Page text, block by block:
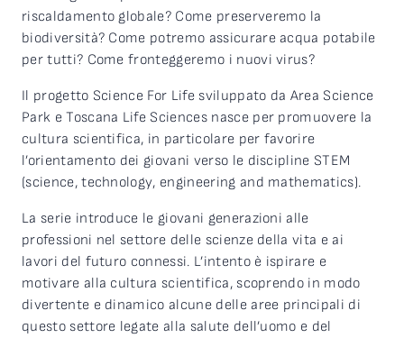
riscaldamento globale? Come preserveremo la
biodiversità? Come potremo assicurare acqua potabile
per tutti? Come fronteggeremo i nuovi virus?
Il progetto Science For Life sviluppato da Area Science
Park e Toscana Life Sciences nasce per promuovere la
cultura scientifica, in particolare per favorire
l’orientamento dei giovani verso le discipline STEM
(science, technology, engineering and mathematics).
La serie introduce le giovani generazioni alle
professioni nel settore delle scienze della vita e ai
lavori del futuro connessi. L’intento è ispirare e
motivare alla cultura scientifica, scoprendo in modo
divertente e dinamico alcune delle aree principali di
questo settore legate alla salute dell’uomo e del